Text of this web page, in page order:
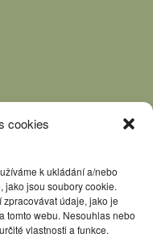
cookies
k ukládání a/nebo
jako jsou soubory cookie.
údaje, jako je
tomto webu. Nesouhlas nebo
vlastnosti a funkce.